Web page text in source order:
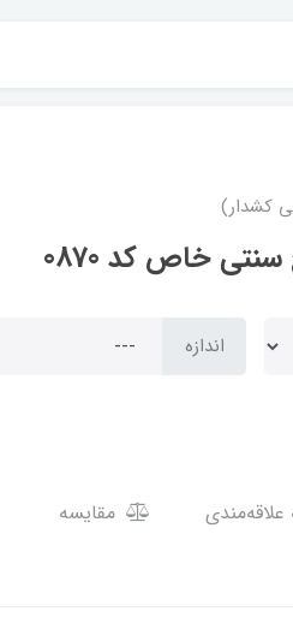
کشدار)
خاص کد 0870
اندازه
مقایسه